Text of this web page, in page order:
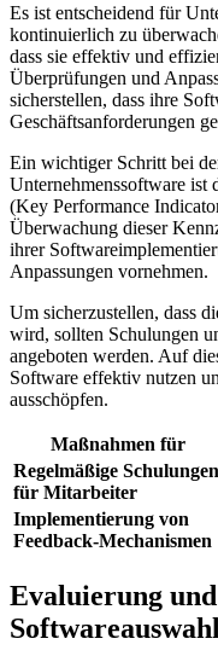
Es ist⁣ entscheidend für
kontinuierlich ‍zu
dass sie effektiv und
Überprüfungen und
sicherstellen,​ dass ihre⁢
Geschäftsanforderungen
Ein wichtiger Schritt bei‌
Unternehmenssoftware ist
(Key Performance
Überwachung⁢ dieser
ihrer
Anpassungen vornehmen.
Um‌ sicherzustellen, dass
wird, sollten Schulungen‌
angeboten werden. Auf
Software effektiv nutzen
ausschöpfen.
Maßnahmen für‌
Regelmäßige ⁤Schulungen
für​ Mitarbeiter
Implementierung von‍
Feedback-Mechanismen
Evaluierung
Softwareauswahl